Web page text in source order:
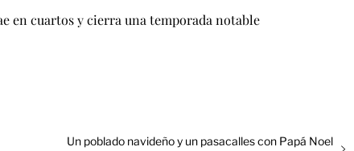
en cuartos y cierra una temporada notable
Entrada
Un poblado navideño y un pasacalles con Papá Noel